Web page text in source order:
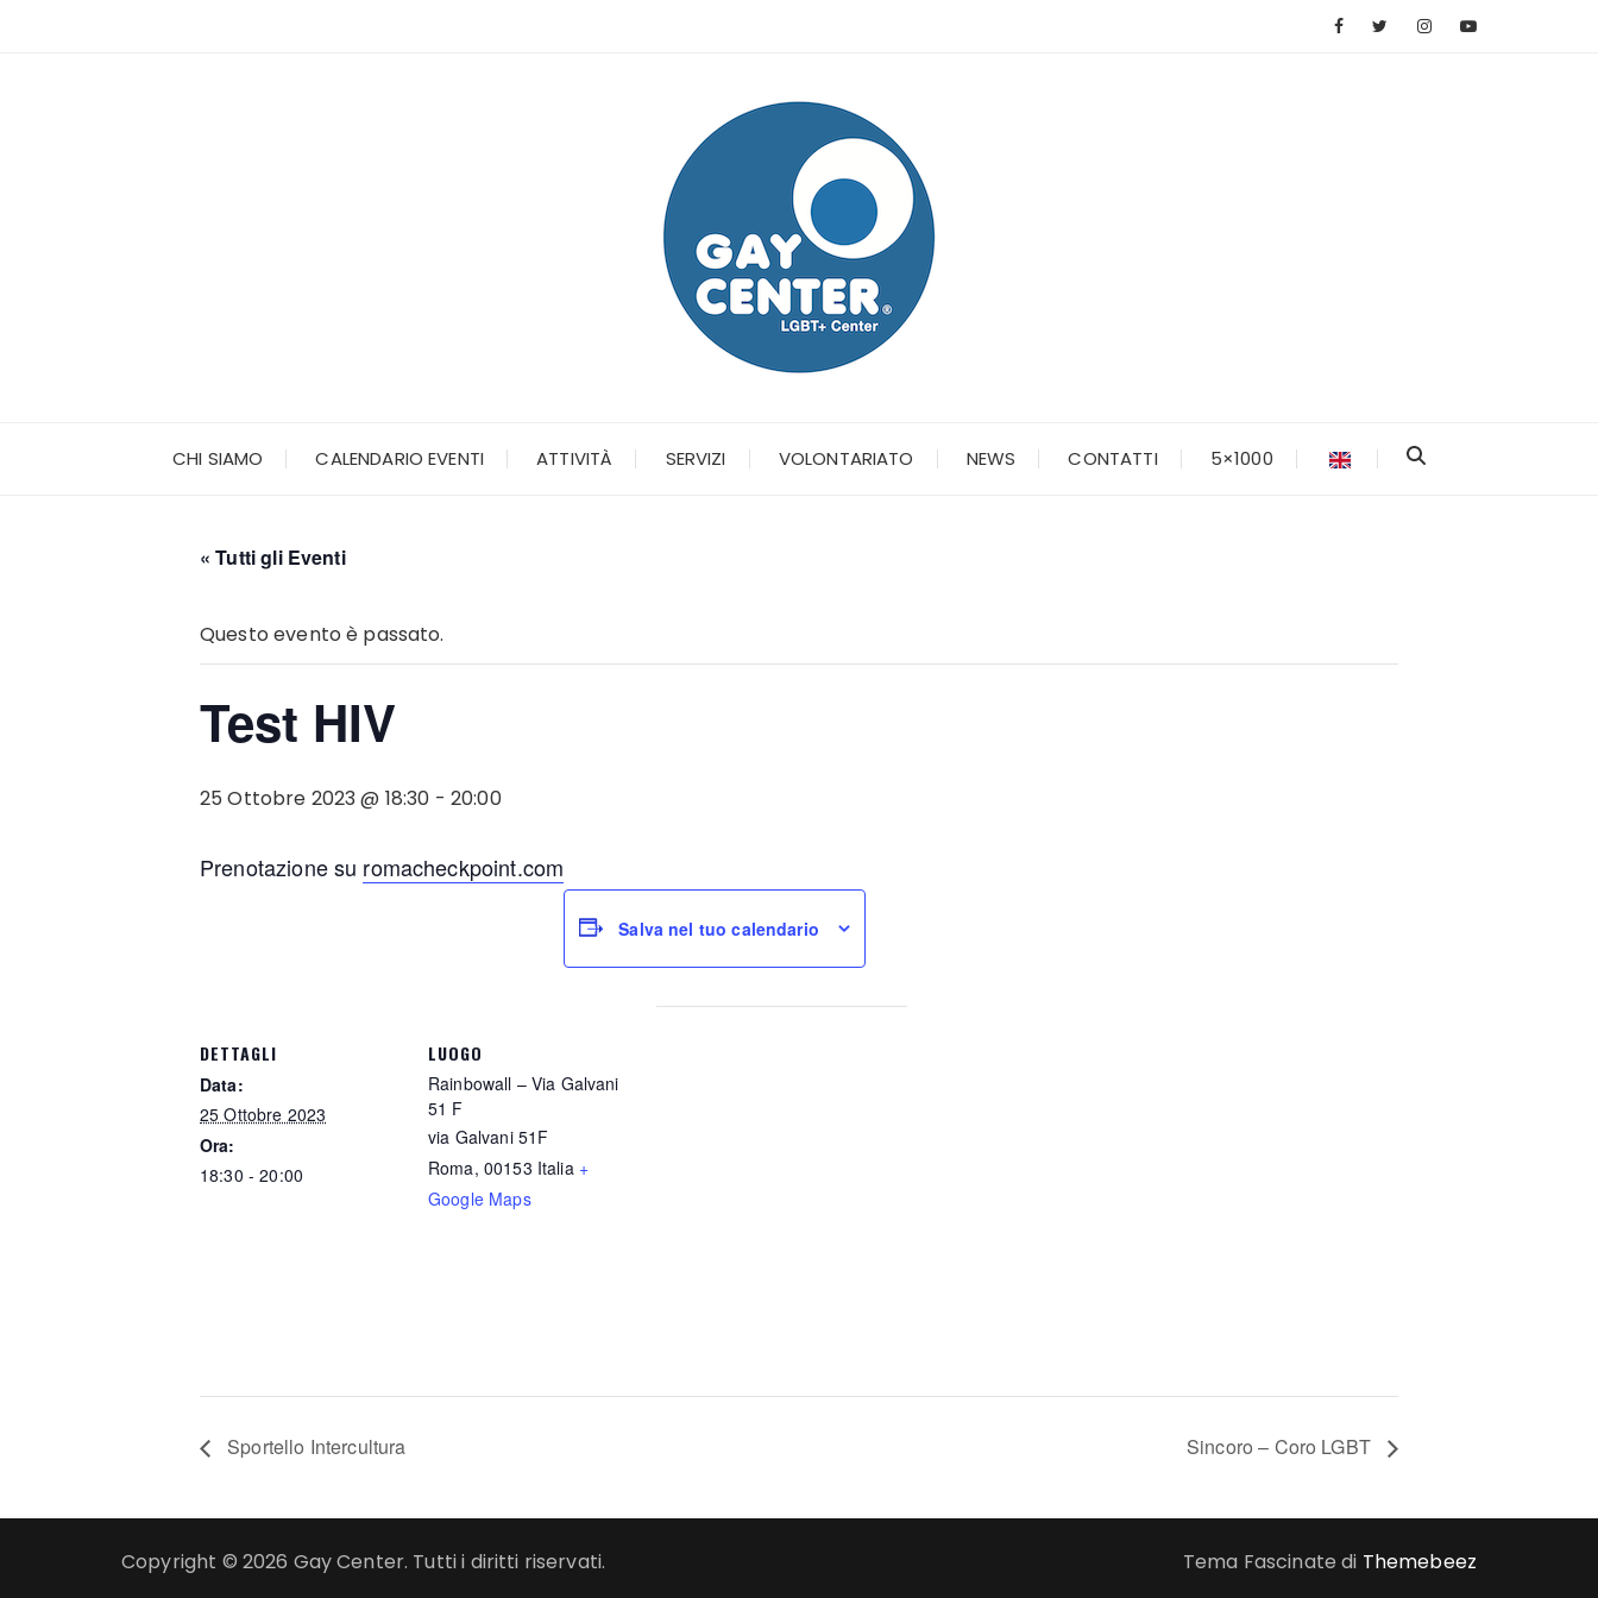
CHI SIAMO CALENDARIO EVENTI ATTIVITÀ SERVIZI VOLONTARIATO NEWS CONTATTI 5×1000
« Tutti gli Eventi
Questo evento è passato.
Test HIV
25 Ottobre 2023 @ 18:30 - 20:00
Prenotazione su romacheckpoint.com
Salva nel tuo calendario
DETTAGLI
Data:
25 Ottobre 2023
Ora:
18:30 - 20:00
LUOGO
Rainbowall – Via Galvani
51 F
via Galvani 51F
Roma, 00153 Italia +
Google Maps
Sportello Intercultura Sincoro – Coro LGBT
Copyright © 2026 Gay Center. Tutti i diritti riservati. Tema Fascinate di Themebeez